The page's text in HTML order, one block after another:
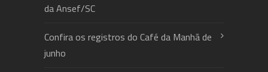
da Ansef/SC
Confira os registros do Café da Manhã de
junho